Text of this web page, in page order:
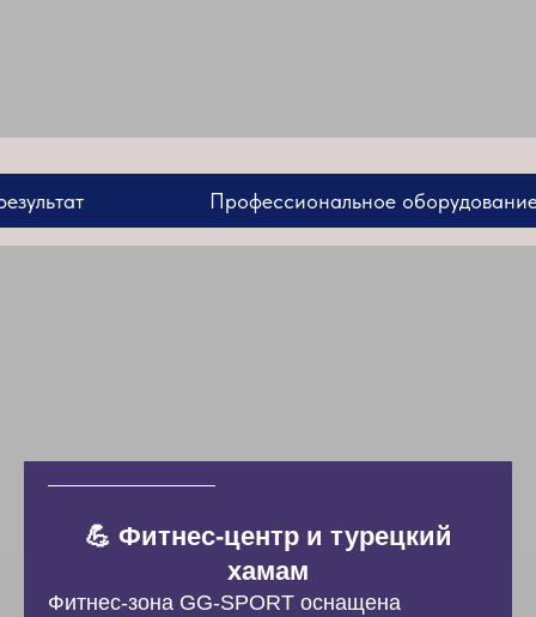
Профессиональное оборудование.
💪 Фитнес-центр и турецкий
хамам
Фитнес-зона GG-SPORT оснащена